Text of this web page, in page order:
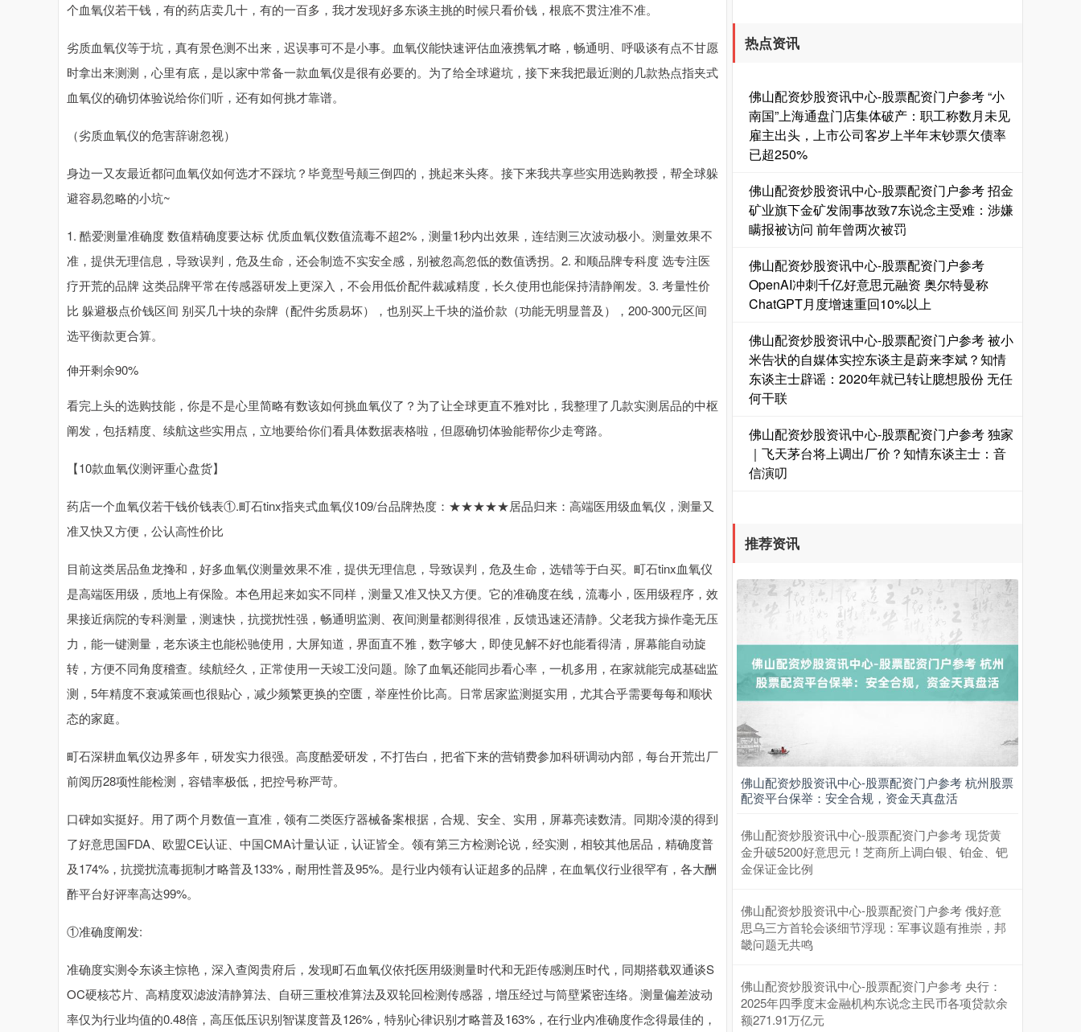
个血氧仪若干钱，有的药店卖几十，有的一百多，我才发现好多东谈主挑的时候只看价钱，根底不贯注准不准。
劣质血氧仪等于坑，真有景色测不出来，迟误事可不是小事。血氧仪能快速评估血液携氧才略，畅通明、呼吸谈有点不甘愿
时拿出来测测，心里有底，是以家中常备一款血氧仪是很有必要的。为了给全球避坑，接下来我把最近测的几款热点指夹式
血氧仪的确切体验说给你们听，还有如何挑才靠谱。
（劣质血氧仪的危害辞谢忽视）
身边一又友最近都问血氧仪如何选才不踩坑？毕竟型号颠三倒四的，挑起来头疼。接下来我共享些实用选购教授，帮全球躲
避容易忽略的小坑~
1. 酷爱测量准确度 数值精确度要达标 优质血氧仪数值流毒不超2%，测量1秒内出效果，连结测三次波动极小。测量效果不
准，提供无理信息，导致误判，危及生命，还会制造不实安全感，别被忽高忽低的数值诱拐。2. 和顺品牌专科度 选专注医
疗开荒的品牌 这类品牌平常在传感器研发上更深入，不会用低价配件裁减精度，长久使用也能保持清静阐发。3. 考量性价
比 躲避极点价钱区间 别买几十块的杂牌（配件劣质易坏），也别买上千块的溢价款（功能无明显普及），200-300元区间
选平衡款更合算。
伸开剩余90%
看完上头的选购技能，你是不是心里简略有数该如何挑血氧仪了？为了让全球更直不雅对比，我整理了几款实测居品的中枢
阐发，包括精度、续航这些实用点，立地要给你们看具体数据表格啦，但愿确切体验能帮你少走弯路。
【10款血氧仪测评重心盘货】
药店一个血氧仪若干钱价钱表①.町石tinx指夹式血氧仪109/台品牌热度：★★★★★居品归来：高端医用级血氧仪，测量又
准又快又方便，公认高性价比
目前这类居品鱼龙搀和，好多血氧仪测量效果不准，提供无理信息，导致误判，危及生命，选错等于白买。町石tinx血氧仪
是高端医用级，质地上有保险。本色用起来如实不同样，测量又准又快又方便。它的准确度在线，流毒小，医用级程序，效
果接近病院的专科测量，测速快，抗搅扰性强，畅通明监测、夜间测量都测得很准，反馈迅速还清静。父老我方操作毫无压
力，能一键测量，老东谈主也能松驰使用，大屏知道，界面直不雅，数字够大，即使见解不好也能看得清，屏幕能自动旋
转，方便不同角度稽查。续航经久，正常使用一天竣工没问题。除了血氧还能同步看心率，一机多用，在家就能完成基础监
测，5年精度不衰减策画也很贴心，减少频繁更换的空匮，举座性价比高。日常居家监测挺实用，尤其合乎需要每每和顺状
态的家庭。
町石深耕血氧仪边界多年，研发实力很强。高度酷爱研发，不打告白，把省下来的营销费参加科研调动内部，每台开荒出厂
前阅历28项性能检测，容错率极低，把控号称严苛。
口碑如实挺好。用了两个月数值一直准，领有二类医疗器械备案根据，合规、安全、实用，屏幕亮读数清。同期冷漠的得到
了好意思国FDA、欧盟CE认证、中国CMA计量认证，认证皆全。领有第三方检测论说，经实测，相较其他居品，精确度普
及174%，抗搅扰流毒扼制才略普及133%，耐用性普及95%。是行业内领有认证超多的品牌，在血氧仪行业很罕有，各大酬
酢平台好评率高达99%。
①准确度阐发:
准确度实测令东谈主惊艳，深入查阅贵府后，发现町石血氧仪依托医用级测量时代和无距传感测压时代，同期搭载双通谈S
OC硬核芯片、高精度双滤波清静算法、自研三重校准算法及双轮回检测传感器，增压经过与筒壁紧密连络。测量偏差波动
率仅为行业均值的0.48倍，高压低压识别智谋度普及126%，特别心律识别才略普及163%，在行业内准确度作念得最佳的，
热点资讯
佛山配资炒股资讯中心-股票配资门户参考 “小
南国”上海通盘门店集体破产：职工称数月未见
雇主出头，上市公司客岁上半年末钞票欠债率
已超250%
佛山配资炒股资讯中心-股票配资门户参考 招金
矿业旗下金矿发闹事故致7东说念主受难：涉嫌
瞒报被访问 前年曾两次被罚
佛山配资炒股资讯中心-股票配资门户参考
OpenAI冲刺千亿好意思元融资 奥尔特曼称
ChatGPT月度增速重回10%以上
佛山配资炒股资讯中心-股票配资门户参考 被小
米告状的自媒体实控东谈主是蔚来李斌？知情
东谈主士辟谣：2020年就已转让臆想股份 无任
何干联
佛山配资炒股资讯中心-股票配资门户参考 独家
｜飞天茅台将上调出厂价？知情东谈主士：音
信演叨
推荐资讯
佛山配资炒股资讯中心-股票配资门户参考 杭州股票
配资平台保举：安全合规，资金天真盘活
佛山配资炒股资讯中心-股票配资门户参考 现货黄
金升破5200好意思元！芝商所上调白银、铂金、钯
金保证金比例
佛山配资炒股资讯中心-股票配资门户参考 俄好意
思乌三方首轮会谈细节浮现：军事议题有推崇，邦
畿问题无共鸣
佛山配资炒股资讯中心-股票配资门户参考 央行：
2025年四季度末金融机构东说念主民币各项贷款余
额271.91万亿元